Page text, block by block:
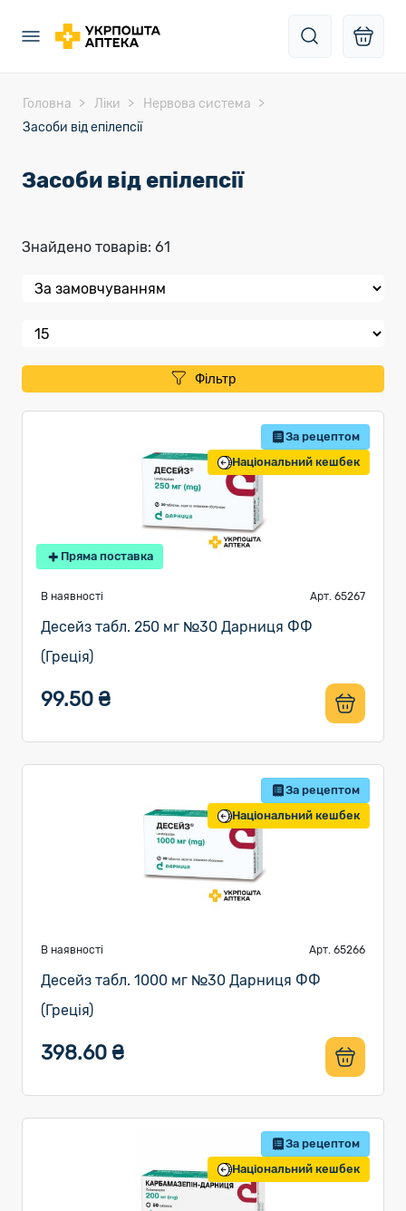
Головна Ліки
Нервова система
Засоби від епілепсії
Засоби від епілепсії
Знайдено товарів: 61
Фільтр
За рецептом
Національний кешбек
Пряма поставка
В наявності Арт. 65267
Десейз табл. 250 мг №30 Дарниця ФФ
(Греція)
99.50 ₴
За рецептом
Національний кешбек
В наявності Арт. 65266
Десейз табл. 1000 мг №30 Дарниця ФФ
(Греція)
398.60 ₴
За рецептом
Національний кешбек